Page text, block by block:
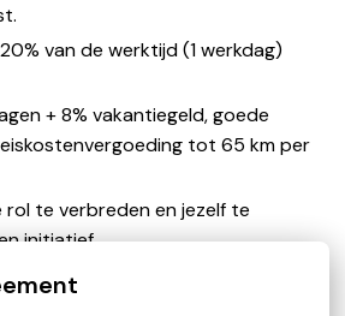
van de werktijd (1 werkdag)
+ 8% vakantiegeld, goede
tot 65 km per
te verbreden en jezelf te
initiatief.